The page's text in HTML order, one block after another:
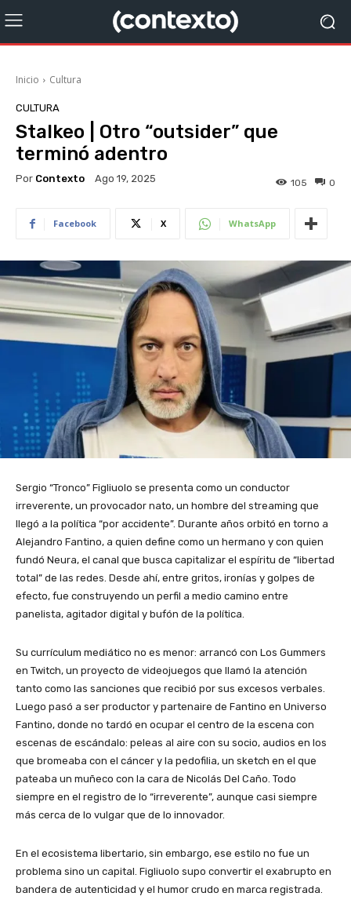
Inicio Cultura
CULTURA
Stalkeo | Otro “outsider” que
terminó adentro
Por Contexto Ago 19, 2025 0
105
Facebook X WhatsApp
Sergio “Tronco” Figliuolo se presenta como un conductor
irreverente, un provocador nato, un hombre del streaming que
llegó a la política “por accidente”. Durante años orbitó en torno a
Alejandro Fantino, a quien define como un hermano y con quien
fundó Neura, el canal que busca capitalizar el espíritu de “libertad
total” de las redes. Desde ahí, entre gritos, ironías y golpes de
efecto, fue construyendo un perfil a medio camino entre
panelista, agitador digital y bufón de la política.
Su currículum mediático no es menor: arrancó con Los Gummers
en Twitch, un proyecto de videojuegos que llamó la atención
tanto como las sanciones que recibió por sus excesos verbales.
Luego pasó a ser productor y partenaire de Fantino en Universo
Fantino, donde no tardó en ocupar el centro de la escena con
escenas de escándalo: peleas al aire con su socio, audios en los
que bromeaba con el cáncer y la pedofilia, un sketch en el que
pateaba un muñeco con la cara de Nicolás Del Caño. Todo
siempre en el registro de lo “irreverente”, aunque casi siempre
más cerca de lo vulgar que de lo innovador.
En el ecosistema libertario, sin embargo, ese estilo no fue un
problema sino un capital. Figliuolo supo convertir el exabrupto en
bandera de autenticidad y el humor crudo en marca registrada.